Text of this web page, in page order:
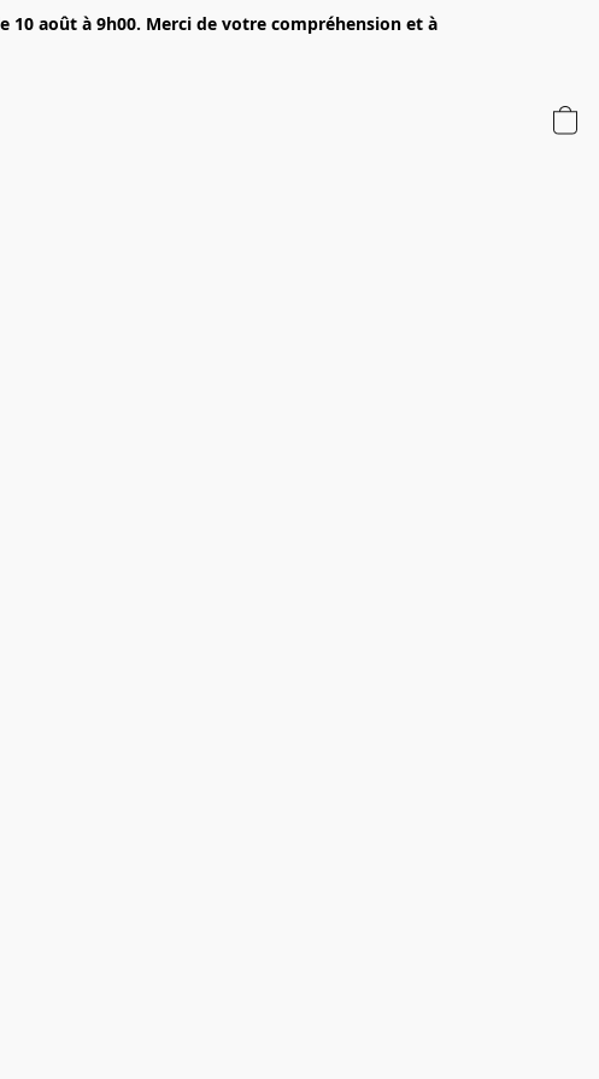
10 août à 9h00. Merci de votre compréhension et à